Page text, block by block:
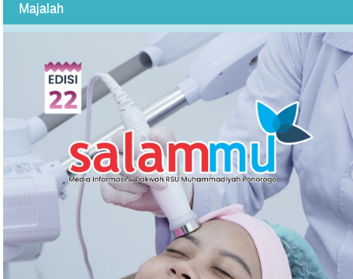
Majalah